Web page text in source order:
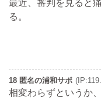
最近、審判を見ると
る。
18 匿名の浦和サポ
相変わらずというか